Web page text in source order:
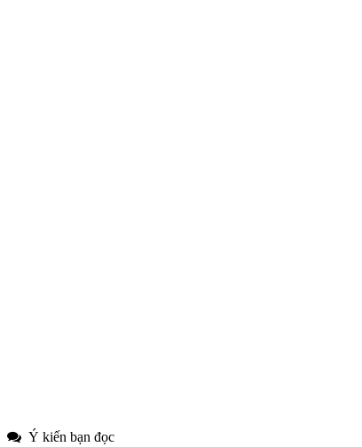
Ý kiến bạn đọc